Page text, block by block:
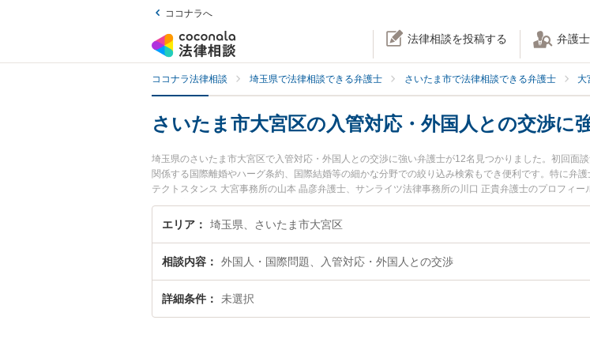
ココナラへ
法律相談を投稿する 弁護
ココナラ法律相談 埼玉県で法律相談できる弁護士 さいたま市で法律相談できる弁護士 大
さいたま市大宮区の入管対応・外国人との交渉に
埼玉県のさいたま市大宮区で入管対応・外国人との交渉に強い弁護士が12名見つかりました。初回面
関係する国際離婚やハーグ条約、国際結婚等の細かな分野での絞り込み検索もでき便利です。特に弁
テクトスタンス 大宮事務所の山本 晶彦弁護士、サンライツ法律事務所の川口 正貴弁護士のプロフィ
土日や夜間に発生した入管対応・外国人との交渉のトラブルを今すぐに弁護士に相談したい』『入管
い』『初回相談無料で入管対応・外国人との交渉を法律相談できるさいたま市大宮区内の弁護士に相
エリア 埼玉県、さいたま市大宮区
相談内容 外国人・国際問題、入管対応・外国人との交渉
詳細条件 未選択